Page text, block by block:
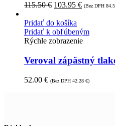
115.50€ 103.95 € (Bez DPH
Pridať do košíka
Pridať k obľúbeným
Rýchle zobrazenie
Veroval zápästný
52.00 € (Bez DPH 42.28 €)